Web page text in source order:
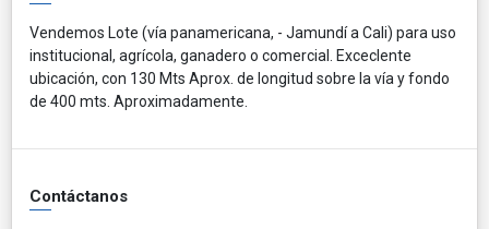
Vendemos Lote (vía panamericana, - Jamundí a Cali) para uso
institucional, agrícola, ganadero o comercial. Exceclente
ubicación, con 130 Mts Aprox. de longitud sobre la vía y fondo
de 400 mts. Aproximadamente.
Contáctanos